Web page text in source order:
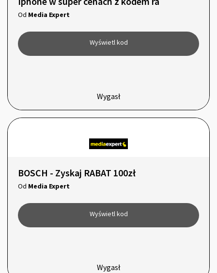
Od Media Expert
Wyświetl kod
Wygasł
BOSCH - Zyskaj RABAT 100zł
Od Media Expert
Wyświetl kod
Wygasł